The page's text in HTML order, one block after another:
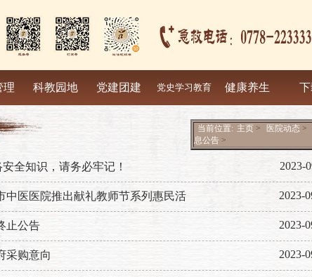
理 科教园地 党建团建 党史学习教育 健康养生
当前位置: 主页 > 医院动态 >
息公告 >
全知识，请务必牢记！ 2023-
中医医院推出献礼教师节系列惠民活 2023-
止公告 2023-
采购意向 2023-